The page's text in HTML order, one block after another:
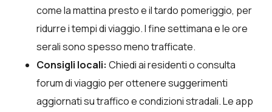
come la mattina presto e il tardo pomeriggio, per
ridurre i tempi di viaggio. I fine settimana e le ore
serali sono spesso meno trafficate.
Consigli locali: Chiedi ai residenti o consulta
forum di viaggio per ottenere suggerimenti
aggiornati su traffico e condizioni stradali. Le app